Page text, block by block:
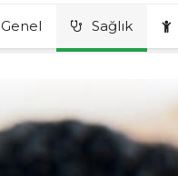
Genel Sağlık